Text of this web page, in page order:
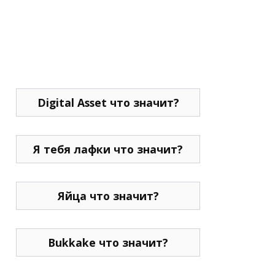
Digital Asset что значит?
Я тебя лафки что значит?
Яйца что значит?
Bukkake что значит?